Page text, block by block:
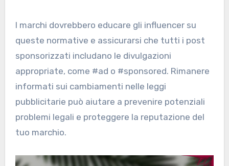
I marchi dovrebbero educare gli influencer su
queste normative e assicurarsi che tutti i post
sponsorizzati includano le divulgazioni
appropriate, come #ad o #sponsored. Rimanere
informati sui cambiamenti nelle leggi
pubblicitarie può aiutare a prevenire potenziali
problemi legali e proteggere la reputazione del
tuo marchio.